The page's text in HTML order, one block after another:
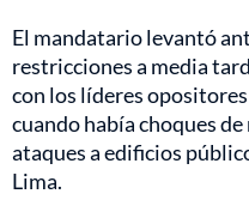
El mandatario levantó
restricciones a media
con los líderes
cuando había choques
ataques a edificios
Lima.